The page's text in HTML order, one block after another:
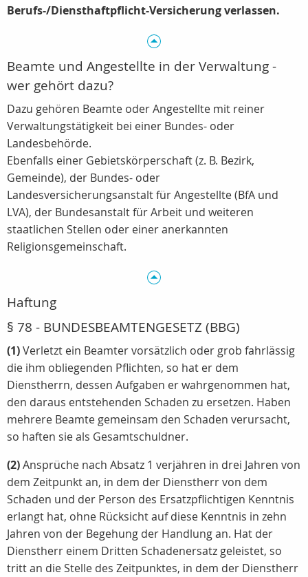
Berufs-/Diensthaftpflicht-Versicherung verlassen.
Beamte und Angestellte in der Verwaltung -
wer gehört dazu?
Dazu gehören Beamte oder Angestellte mit reiner
Verwaltungstätigkeit bei einer Bundes- oder
Landesbehörde.
Ebenfalls einer Gebietskörperschaft (z. B. Bezirk,
Gemeinde), der Bundes- oder
Landesversicherungsanstalt für Angestellte (BfA und
LVA), der Bundesanstalt für Arbeit und weiteren
staatlichen Stellen oder einer anerkannten
Religionsgemeinschaft.
Haftung
§ 78 - BUNDESBEAMTENGESETZ (BBG)
(1)Verletzt ein Beamter vorsätzlich oder grob fahrlässig
die ihm obliegenden Pflichten, so hat er dem
Dienstherrn, dessen Aufgaben er wahrgenommen hat,
den daraus entstehenden Schaden zu ersetzen. Haben
mehrere Beamte gemeinsam den Schaden verursacht,
so haften sie als Gesamtschuldner.
(2)Ansprüche nach Absatz 1 verjähren in drei Jahren von
dem Zeitpunkt an, in dem der Dienstherr von dem
Schaden und der Person des Ersatzpflichtigen Kenntnis
erlangt hat, ohne Rücksicht auf diese Kenntnis in zehn
Jahren von der Begehung der Handlung an. Hat der
Dienstherr einem Dritten Schadenersatz geleistet, so
tritt an die Stelle des Zeitpunktes, in dem der Dienstherr